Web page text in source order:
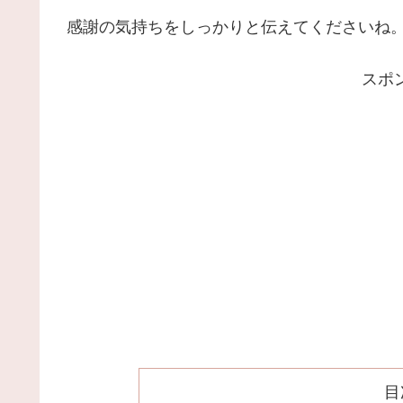
感謝の気持ちをしっかりと伝えてくださいね。
スポ